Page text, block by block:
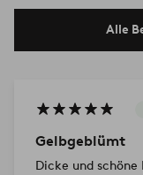
Alle
Gelbgeblümt
Dicke und